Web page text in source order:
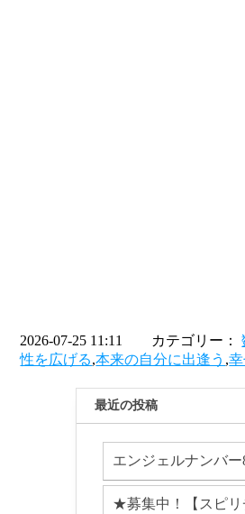
2026-07-25 11:11 カテゴリー：
性を広げる,本来の自分に出逢う ,
最近の投稿
エンジェルナンバ
★募集中！【スピリ